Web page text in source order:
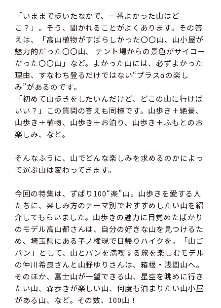
「いままで歩いたなかで、一番よかった山はど
こ？」。そう、聞かれることがよくあります。その答
えは、「高山植物がすばらしかった〇〇山、山小屋が
魅力的だった〇〇山、 テント場からの景色がサイコー
だった〇〇山」など。よかった山には、必ずよかった
理由、すなわち登るだけではない“プラスαの楽し
み”があるのです。
「初めて山歩きをしたいんだけど、どこの山に行けば
いい？」この質問の答えも同様です。山歩き＋絶景、
山歩き＋植物、山歩き＋お泊り、山歩き＋ふもとのお
楽しみ、など。
そんなふうに、山でどんな楽しみを求めるのかによっ
て選ぶ山は変わってきます。
今回の特集は、ずばり100“楽”山。山歩きを愛する人
たちに、楽しみ方のテーマ別でおすすめしたい山を紹
介してもらいました。山歩きの魅力に目覚めたばかり
のモデル高山都さんは、自分の好きな山を見つけるた
め、埼玉県にある子ノ権現で日帰りハイクを。「山ご
パン」として、山とパンを満喫する旅を楽しむモデル
の仲川希良さんと山野ゆりさんは、箱根・浅間山へ。
そのほか、富士山が一望できる山、星空を眺めに行き
たい山、森歩きが楽しい山、何度も泊まりたい山小屋
がある山、など。その数、100山！